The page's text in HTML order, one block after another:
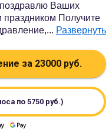
Ваших
Получите
... Развернуть
за 23000руб.
по 5750 руб.)